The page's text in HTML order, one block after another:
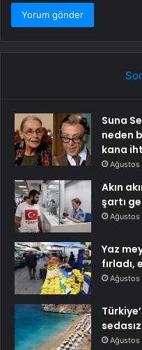
Suna
neden
kana
Ağustos
Akın
şartı
Ağustos
Yaz
fırladı,
Ağustos
Ağustos